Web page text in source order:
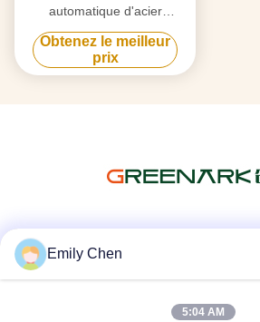
automatique d'acier
inoxydable de machine de
gril d'agneau de commande
numérique
Obtenez le meilleur
prix
Emily Chen
5:04 AM